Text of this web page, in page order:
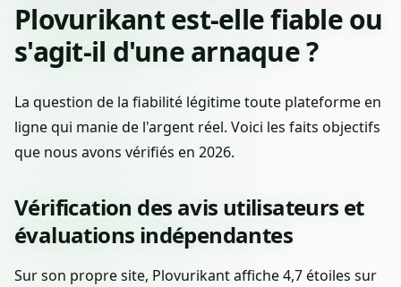
Plovurikant est-elle fiable ou
s'agit-il d'une arnaque ?
La question de la fiabilité légitime toute plateforme en
ligne qui manie de l'argent réel. Voici les faits objectifs
que nous avons vérifiés en 2026.
Vérification des avis utilisateurs et
évaluations indépendantes
Sur son propre site, Plovurikant affiche 4,7 étoiles sur